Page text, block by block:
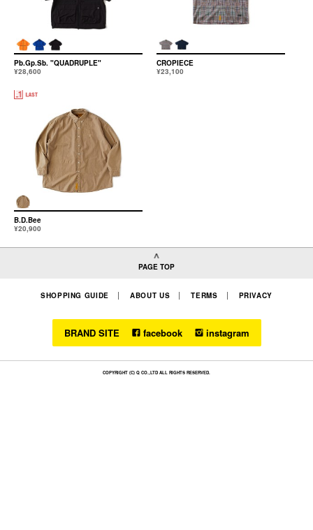
Pb.Gp.Sb. "QUADRUPLE"
¥28,600
CROPIECE
¥23,100
B.D.Bee
¥20,900
PAGE TOP
SHOPPING GUIDE ABOUT US TERMS PRIVACY
BRAND SITE facebook instagram
COPYRIGHT (C) Q CO.,LTD ALL RIGHTS RESERVED.